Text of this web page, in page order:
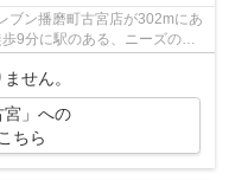
ブン播磨町古宮店が302mにあ
9分に駅のある、ニーズの高
せん。
宮」への
ちら